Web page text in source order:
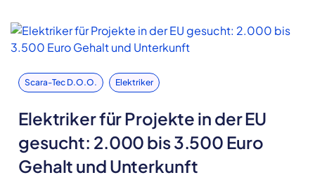
Scara-Tec D.o.o. Elektriker
Elektriker für Projekte in der EU
gesucht: 2.000 bis 3.500 Euro
Gehalt und Unterkunft